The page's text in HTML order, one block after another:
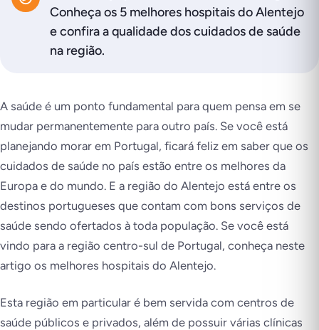
Conheça os 5 melhores hospitais do Alentejo
e confira a qualidade dos cuidados de saúde
na região.
A saúde é um ponto fundamental para quem pensa em se
mudar permanentemente para outro país. Se você está
planejando morar em Portugal, ficará feliz em saber que os
cuidados de saúde no país estão entre os melhores da
Europa e do mundo. E a região do Alentejo está entre os
destinos portugueses que contam com bons serviços de
saúde sendo ofertados à toda população. Se você está
vindo para a região centro-sul de Portugal, conheça neste
artigo os melhores hospitais do Alentejo.
Esta região em particular é bem servida com centros de
saúde públicos e privados, além de possuir várias clínicas